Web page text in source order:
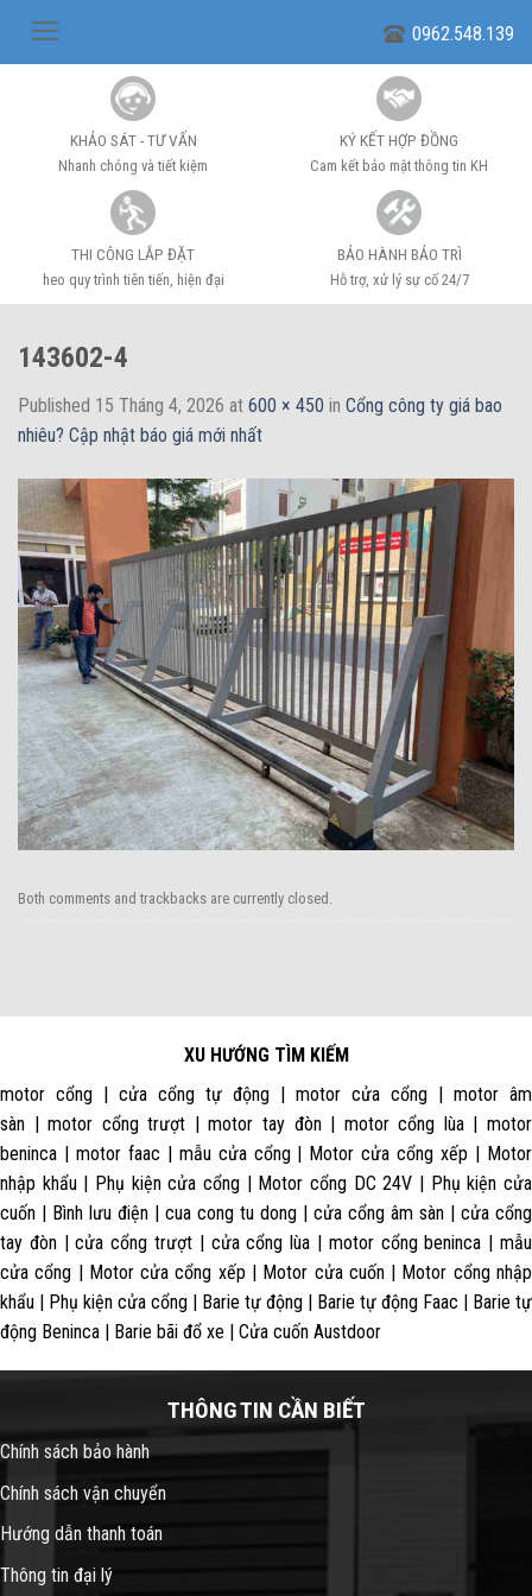
0962.548.139
KHẢO SÁT - TƯ VẤN
Nhanh chóng và tiết kiệm
KÝ KẾT HỢP ĐỒNG
Cam kết bảo mật thông tin KH
THI CÔNG LẮP ĐẶT
heo quy trình tiên tiến, hiện đại
BẢO HÀNH BẢO TRÌ
Hỗ trợ, xử lý sự cố 24/7
143602-4
Published 15 Tháng 4, 2026 at 600 × 450 in Cổng công ty giá bao
nhiêu? Cập nhật báo giá mới nhất
Both comments and trackbacks are currently closed.
XU HƯỚNG TÌM KIẾM
motor cổng | cửa cổng tự động | motor cửa cổng | motor âm
sàn | motor cổng trượt | motor tay đòn | motor cổng lùa | motor
beninca | motor faac | mẫu cửa cổng | Motor cửa cổng xếp | Motor
nhập khẩu | Phụ kiện cửa cổng | Motor cổng DC 24V | Phụ kiện cửa
cuốn | Bình lưu điện | cua cong tu dong | cửa cổng âm sàn | cửa cổng
tay đòn | cửa cổng trượt | cửa cổng lùa | motor cổng beninca | mẫu
cửa cổng | Motor cửa cổng xếp | Motor cửa cuốn | Motor cổng nhập
khẩu | Phụ kiện cửa cổng | Barie tự động | Barie tự động Faac | Barie tự
động Beninca | Barie bãi đổ xe | Cửa cuốn Austdoor
THÔNG TIN CẦN BIẾT
Chính sách bảo hành
Chính sách vận chuyển
Hướng dẫn thanh toán
Thông tin đại lý